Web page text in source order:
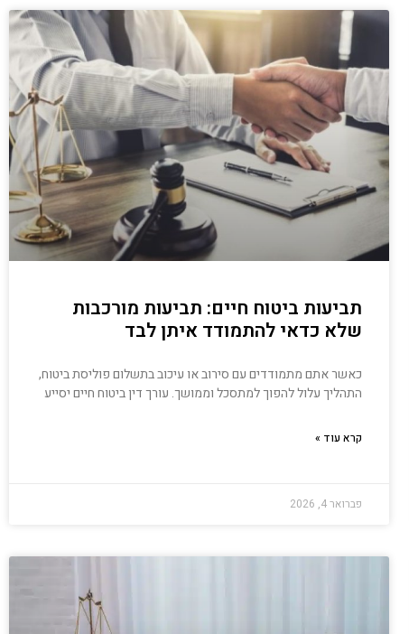
תביעות ביטוח חיים: תביעות מורכבות
שלא כדאי להתמודד איתן לבד
כאשר אתם מתמודדים עם סירוב או עיכוב בתשלום פוליסת ביטוח,
התהליך עלול להפוך למתסכל וממושך. עורך דין ביטוח חיים יסייע
קרא עוד »
פברואר 4, 2026